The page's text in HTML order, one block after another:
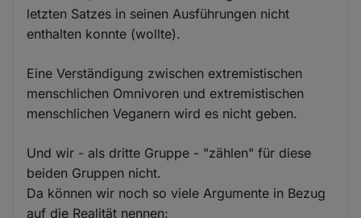
letzten Satzes in seinen Ausführungen nicht
enthalten konnte (wollte).
Eine Verständigung zwischen extremistischen
menschlichen Omnivoren und extremistischen
menschlichen Veganern wird es nicht geben.
Und wir - als dritte Gruppe - "zählen" für diese
beiden Gruppen nicht.
Da können wir noch so viele Argumente in Bezug
auf die Realität nennen: